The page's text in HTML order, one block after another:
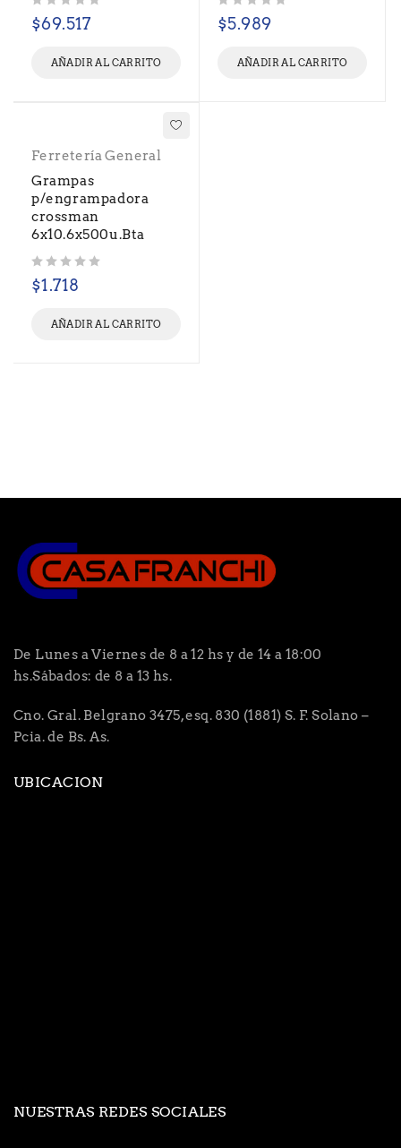
$69.517
AÑADIR AL CARRITO
$5.989
AÑADIR AL CARRITO
Ferretería General
Grampas
p/engrampadora
crossman
6x10.6x500u.Bta
$1.718
AÑADIR AL CARRITO
De Lunes a Viernes de 8 a 12 hs y de 14 a 18:00
hs.Sábados: de 8 a 13 hs.
Cno. Gral. Belgrano 3475, esq. 830 (1881) S. F. Solano –
Pcia. de Bs. As.
UBICACION
NUESTRAS REDES SOCIALES